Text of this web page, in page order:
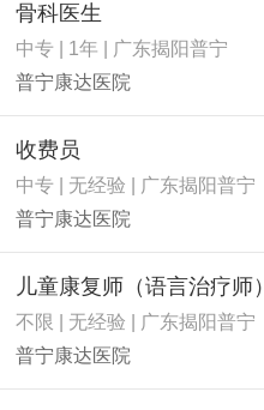
骨科医生
中专 | 1年 | 广东揭阳普宁
普宁康达医院
收费员
中专 | 无经验 | 广东揭阳普宁
普宁康达医院
儿童康复师（语言治疗师）
不限 | 无经验 | 广东揭阳普宁
普宁康达医院